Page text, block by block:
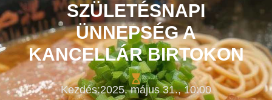
SZÜLETÉSNAPI
ÜNNEPSÉG A
KANCELLÁR BIRTOKON
Kezdés:2025. május 31.,10:00